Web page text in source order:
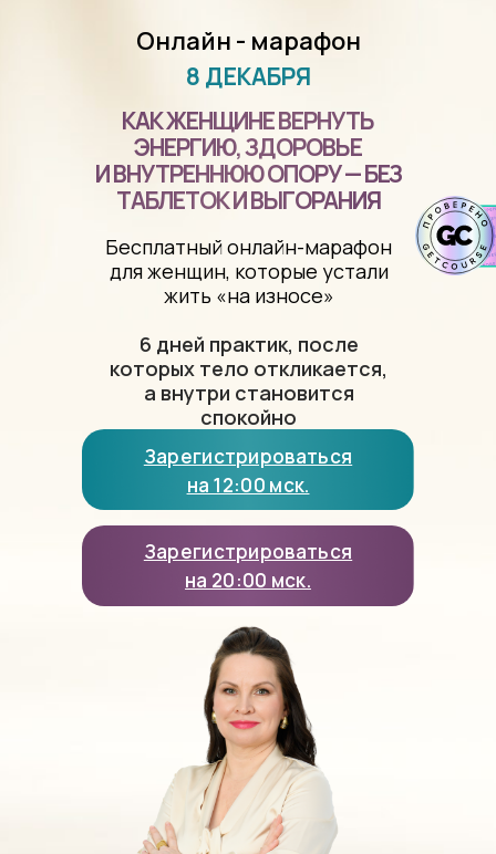
Онлайн - марафон
Бесплатный онлайн-марафон
для женщин, которые устали
жить «на износе»
КАК ЖЕНЩИНЕ ВЕРНУТЬ
ЭНЕРГИЮ, ЗДОРОВЬЕ
И ВНУТРЕННЮЮ ОПОРУ — БЕЗ
ТАБЛЕТОК И ВЫГОРАНИЯ
6 дней практик, после
которых тело откликается,
а внутри становится
спокойно
8 ДЕКАБРЯ
Зарегистрироваться
на 12:00 мск.
Зарегистрироваться
на 20:00 мск.